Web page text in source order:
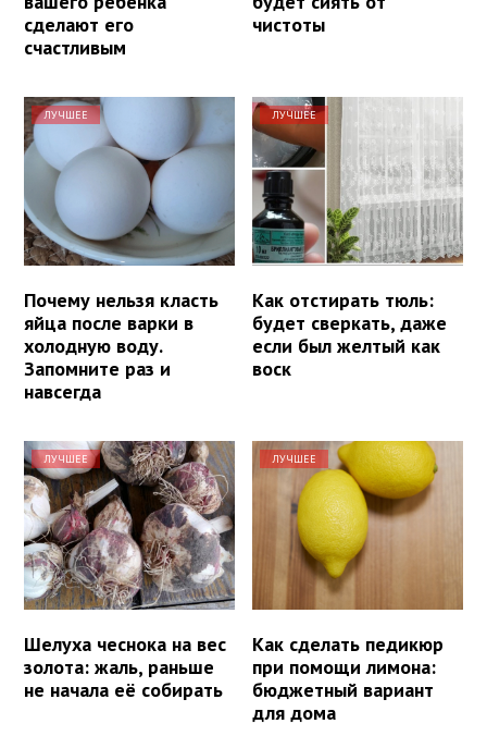
сделают его
счастливым
чистоты
ЛУЧШЕЕ
Почему нельзя класть
яйца после варки в
холодную воду.
Запомните раз и
навсегда
ЛУЧШЕЕ
Как отстирать тюль:
будет сверкать, даже
если был желтый как
воск
ЛУЧШЕЕ
Шелуха чеснока на вес
золота: жаль, раньше
не начала её собирать
ЛУЧШЕЕ
Как сделать педикюр
при помощи лимона:
бюджетный вариант
для дома